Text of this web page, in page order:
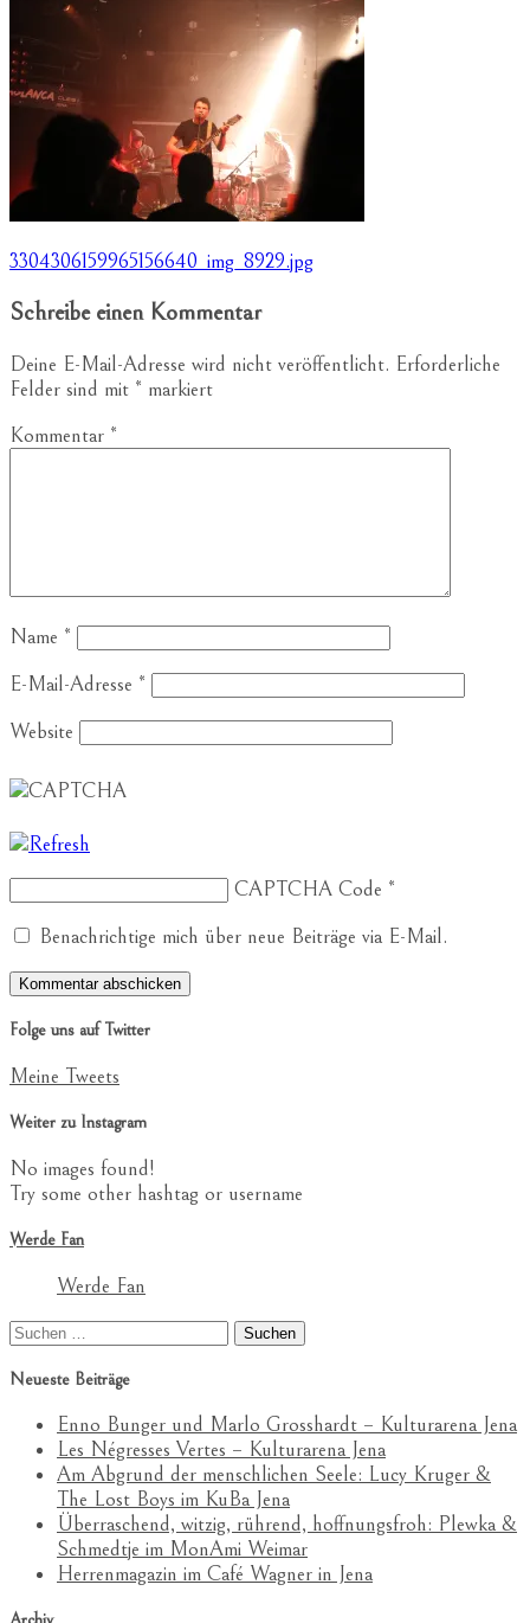
Beitragsnavigation
3304306159965156640_img_8929.jpg
Schreibe einen Kommentar
Deine E-Mail-Adresse wird nicht veröffentlicht. Erforderliche
Felder sind mit * markiert
Kommentar *
Name *
E-Mail-Adresse *
Website
CAPTCHA Code *
Benachrichtige mich über neue Beiträge via E-Mail.
Folge uns auf Twitter
Meine Tweets
Weiter zu Instagram
No images found!
Try some other hashtag or username
Werde Fan
Werde Fan
Suchen
Neueste Beiträge
Enno Bunger und Marlo Grosshardt – Kulturarena Jena
Les Négresses Vertes – Kulturarena Jena
Am Abgrund der menschlichen Seele: Lucy Kruger &
The Lost Boys im KuBa Jena
Überraschend, witzig, rührend, hoffnungsfroh: Plewka &
Schmedtje im MonAmi Weimar
Herrenmagazin im Café Wagner in Jena